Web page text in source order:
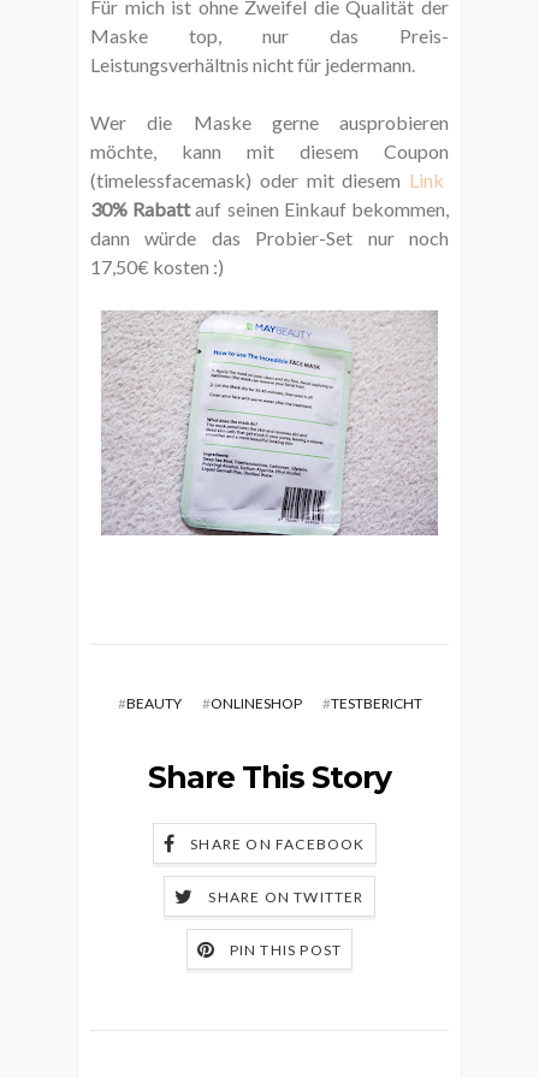
Für mich ist ohne Zweifel die Qualität der
Maske top, nur das Preis-
Leistungsverhältnis nicht für jedermann.
Wer die Maske gerne ausprobieren
möchte, kann mit diesem Coupon
(timelessfacemask) oder mit diesem Link
30% Rabattauf seinen Einkauf bekommen,
dann würde das Probier-Set nur noch
17,50€ kosten :)
#BEAUTY #ONLINESHOP #TESTBERICHT
Share This Story
SHARE ON FACEBOOK
SHARE ON TWITTER
PIN THIS POST